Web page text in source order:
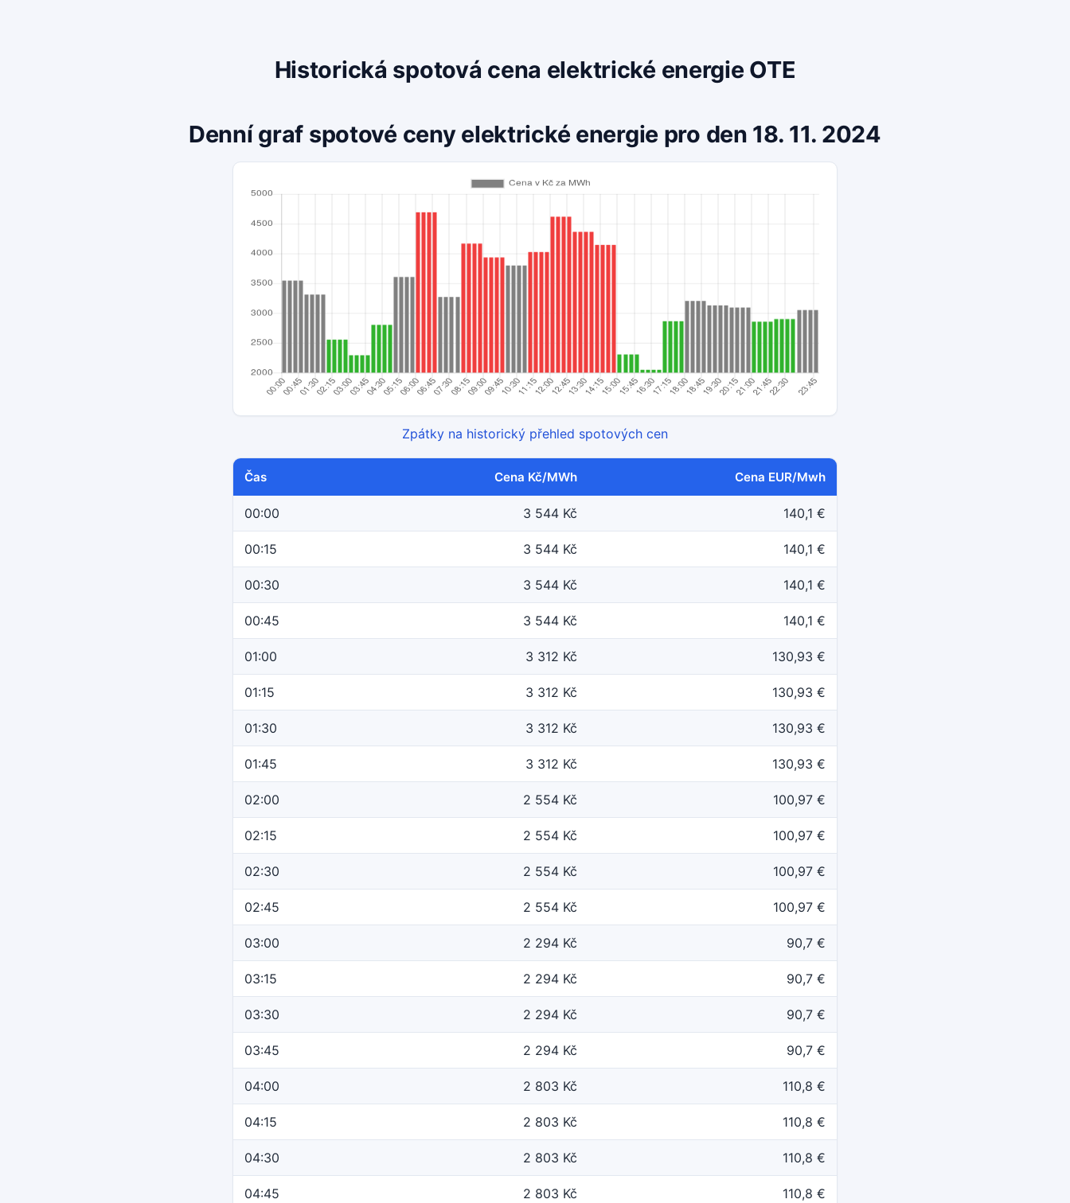
Historická spotová cena elektrické energie OTE
Denní graf spotové ceny elektrické energie pro den 18. 11. 2024
Zpátky na historický přehled spotových cen
Čas Cena Kč/MWh Cena EUR/Mwh
00:00 3 544 Kč 140,1 €
00:15 3 544 Kč 140,1 €
00:30 3 544 Kč 140,1 €
00:45 3 544 Kč 140,1 €
01:00 3 312 Kč 130,93 €
01:15 3 312 Kč 130,93 €
01:30 3 312 Kč 130,93 €
01:45 3 312 Kč 130,93 €
02:00 2 554 Kč 100,97 €
02:15 2 554 Kč 100,97 €
02:30 2 554 Kč 100,97 €
02:45 2 554 Kč 100,97 €
03:00 2 294 Kč 90,7 €
03:15 2 294 Kč 90,7 €
03:30 2 294 Kč 90,7 €
03:45 2 294 Kč 90,7 €
04:00 2 803 Kč 110,8 €
04:15 2 803 Kč 110,8 €
04:30 2 803 Kč 110,8 €
04:45 2 803 Kč 110,8 €